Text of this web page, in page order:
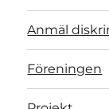
Anmäl
Föreningen